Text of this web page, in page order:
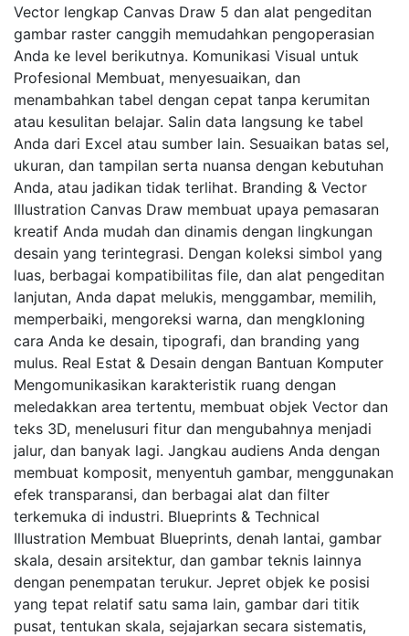
Vector lengkap Canvas Draw 5 dan alat pengeditan
gambar raster canggih memudahkan pengoperasian
Anda ke level berikutnya. Komunikasi Visual untuk
Profesional Membuat, menyesuaikan, dan
menambahkan tabel dengan cepat tanpa kerumitan
atau kesulitan belajar. Salin data langsung ke tabel
Anda dari Excel atau sumber lain. Sesuaikan batas sel,
ukuran, dan tampilan serta nuansa dengan kebutuhan
Anda, atau jadikan tidak terlihat. Branding & Vector
Illustration Canvas Draw membuat upaya pemasaran
kreatif Anda mudah dan dinamis dengan lingkungan
desain yang terintegrasi. Dengan koleksi simbol yang
luas, berbagai kompatibilitas file, dan alat pengeditan
lanjutan, Anda dapat melukis, menggambar, memilih,
memperbaiki, mengoreksi warna, dan mengkloning
cara Anda ke desain, tipografi, dan branding yang
mulus. Real Estat & Desain dengan Bantuan Komputer
Mengomunikasikan karakteristik ruang dengan
meledakkan area tertentu, membuat objek Vector dan
teks 3D, menelusuri fitur dan mengubahnya menjadi
jalur, dan banyak lagi. Jangkau audiens Anda dengan
membuat komposit, menyentuh gambar, menggunakan
efek transparansi, dan berbagai alat dan filter
terkemuka di industri. Blueprints & Technical
Illustration Membuat Blueprints, denah lantai, gambar
skala, desain arsitektur, dan gambar teknis lainnya
dengan penempatan terukur. Jepret objek ke posisi
yang tepat relatif satu sama lain, gambar dari titik
pusat, tentukan skala, sejajarkan secara sistematis,